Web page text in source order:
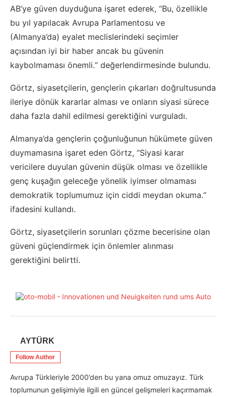
AB’ye güven duyduğuna işaret ederek, “Bu, özellikle
bu yıl yapılacak Avrupa Parlamentosu ve
(Almanya’da) eyalet meclislerindeki seçimler
açısından iyi bir haber ancak bu güvenin
kaybolmaması önemli.“ değerlendirmesinde bulundu.
Görtz, siyasetçilerin, gençlerin çıkarları doğrultusunda
ileriye dönük kararlar alması ve onların siyasi sürece
daha fazla dahil edilmesi gerektiğini vurguladı.
Almanya’da gençlerin çoğunluğunun hükümete güven
duymamasına işaret eden Görtz, “Siyasi karar
vericilere duyulan güvenin düşük olması ve özellikle
genç kuşağın geleceğe yönelik iyimser olmaması
demokratik toplumumuz için ciddi meydan okuma.“
ifadesini kullandı.
Görtz, siyasetçilerin sorunları çözme becerisine olan
güveni güçlendirmek için önlemler alınması
gerektiğini belirtti.
AYTÜRK
Follow Author
Avrupa Türkleriyle 2000’den bu yana omuz omuzayız. Türk
toplumunun gelişimiyle ilgili en güncel gelişmeleri kaçırmamak